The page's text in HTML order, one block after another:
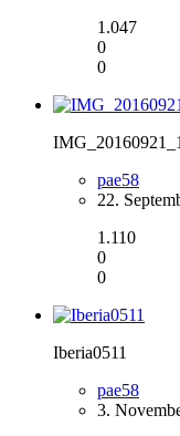
1.047
0
0
pae58
22.
1.110
0
0
Iberia0511
pae58
3.